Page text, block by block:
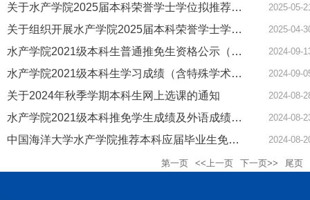
关于水产学院2025届本科荣誉学士学位拟推荐名单的公示 2025-05-
关于组织开展水产学院2025届本科荣誉学士学位评定工作的通知 2025-04-
水产学院2021级本科生普通推免生资格公示（公示结束） 2024-09-
水产学院2021级本科生学习成绩（含特殊学术专长加分）排名公示（公示结束） 2024-09-
关于2024年秋季学期本科生网上选课的通知 2024-08-
水产学院2021级本科推免学生成绩及外语成绩公示（公示已结束） 2024-08-
中国海洋大学水产学院推荐本科应届毕业生免试攻读研究生工作实施办法（适用于2021级本科） 2024-08-
第一页 <<上一页 下一页>> 尾页